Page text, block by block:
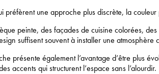
préfèrent une approche plus discrète, la
peinte, des façades de cuisine colorées,
suffisent souvent à installer une atmosphère
présente également l’avantage d’être plus
accents qui structurent l’espace sans l’alourdir.